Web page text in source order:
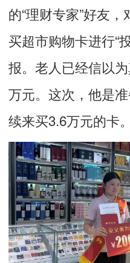
的“理财专家”好友
买超市购物卡进行“
报。老人已经信以
万元。这次，他是
续来买3.6万元的卡。